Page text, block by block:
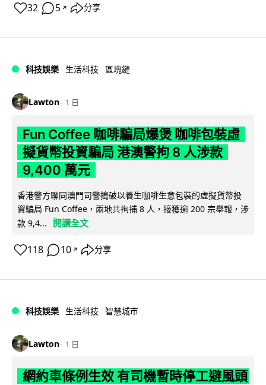
32 5 ↗ 分享
科技娛樂 生活科技 區塊鏈
Lawton 1 日
Fun Coffee 咖啡騙局爆煲 咖啡包裝虛
擬貨幣投資騙局 港澳警拘 8 人涉款
9,400 萬元
香港警方聯同澳門司警搗破以養生咖啡生意包裝的虛擬貨幣投
資騙局 Fun Coffee，兩地共拘捕 8 人，接獲逾 200 宗舉報，涉
款 9,4...
閱讀全文
118 10 ↗ 分享
科技娛樂 生活科技 智慧城市
Lawton 1 日
網約車條例生效 有司機暫時停工避風頭